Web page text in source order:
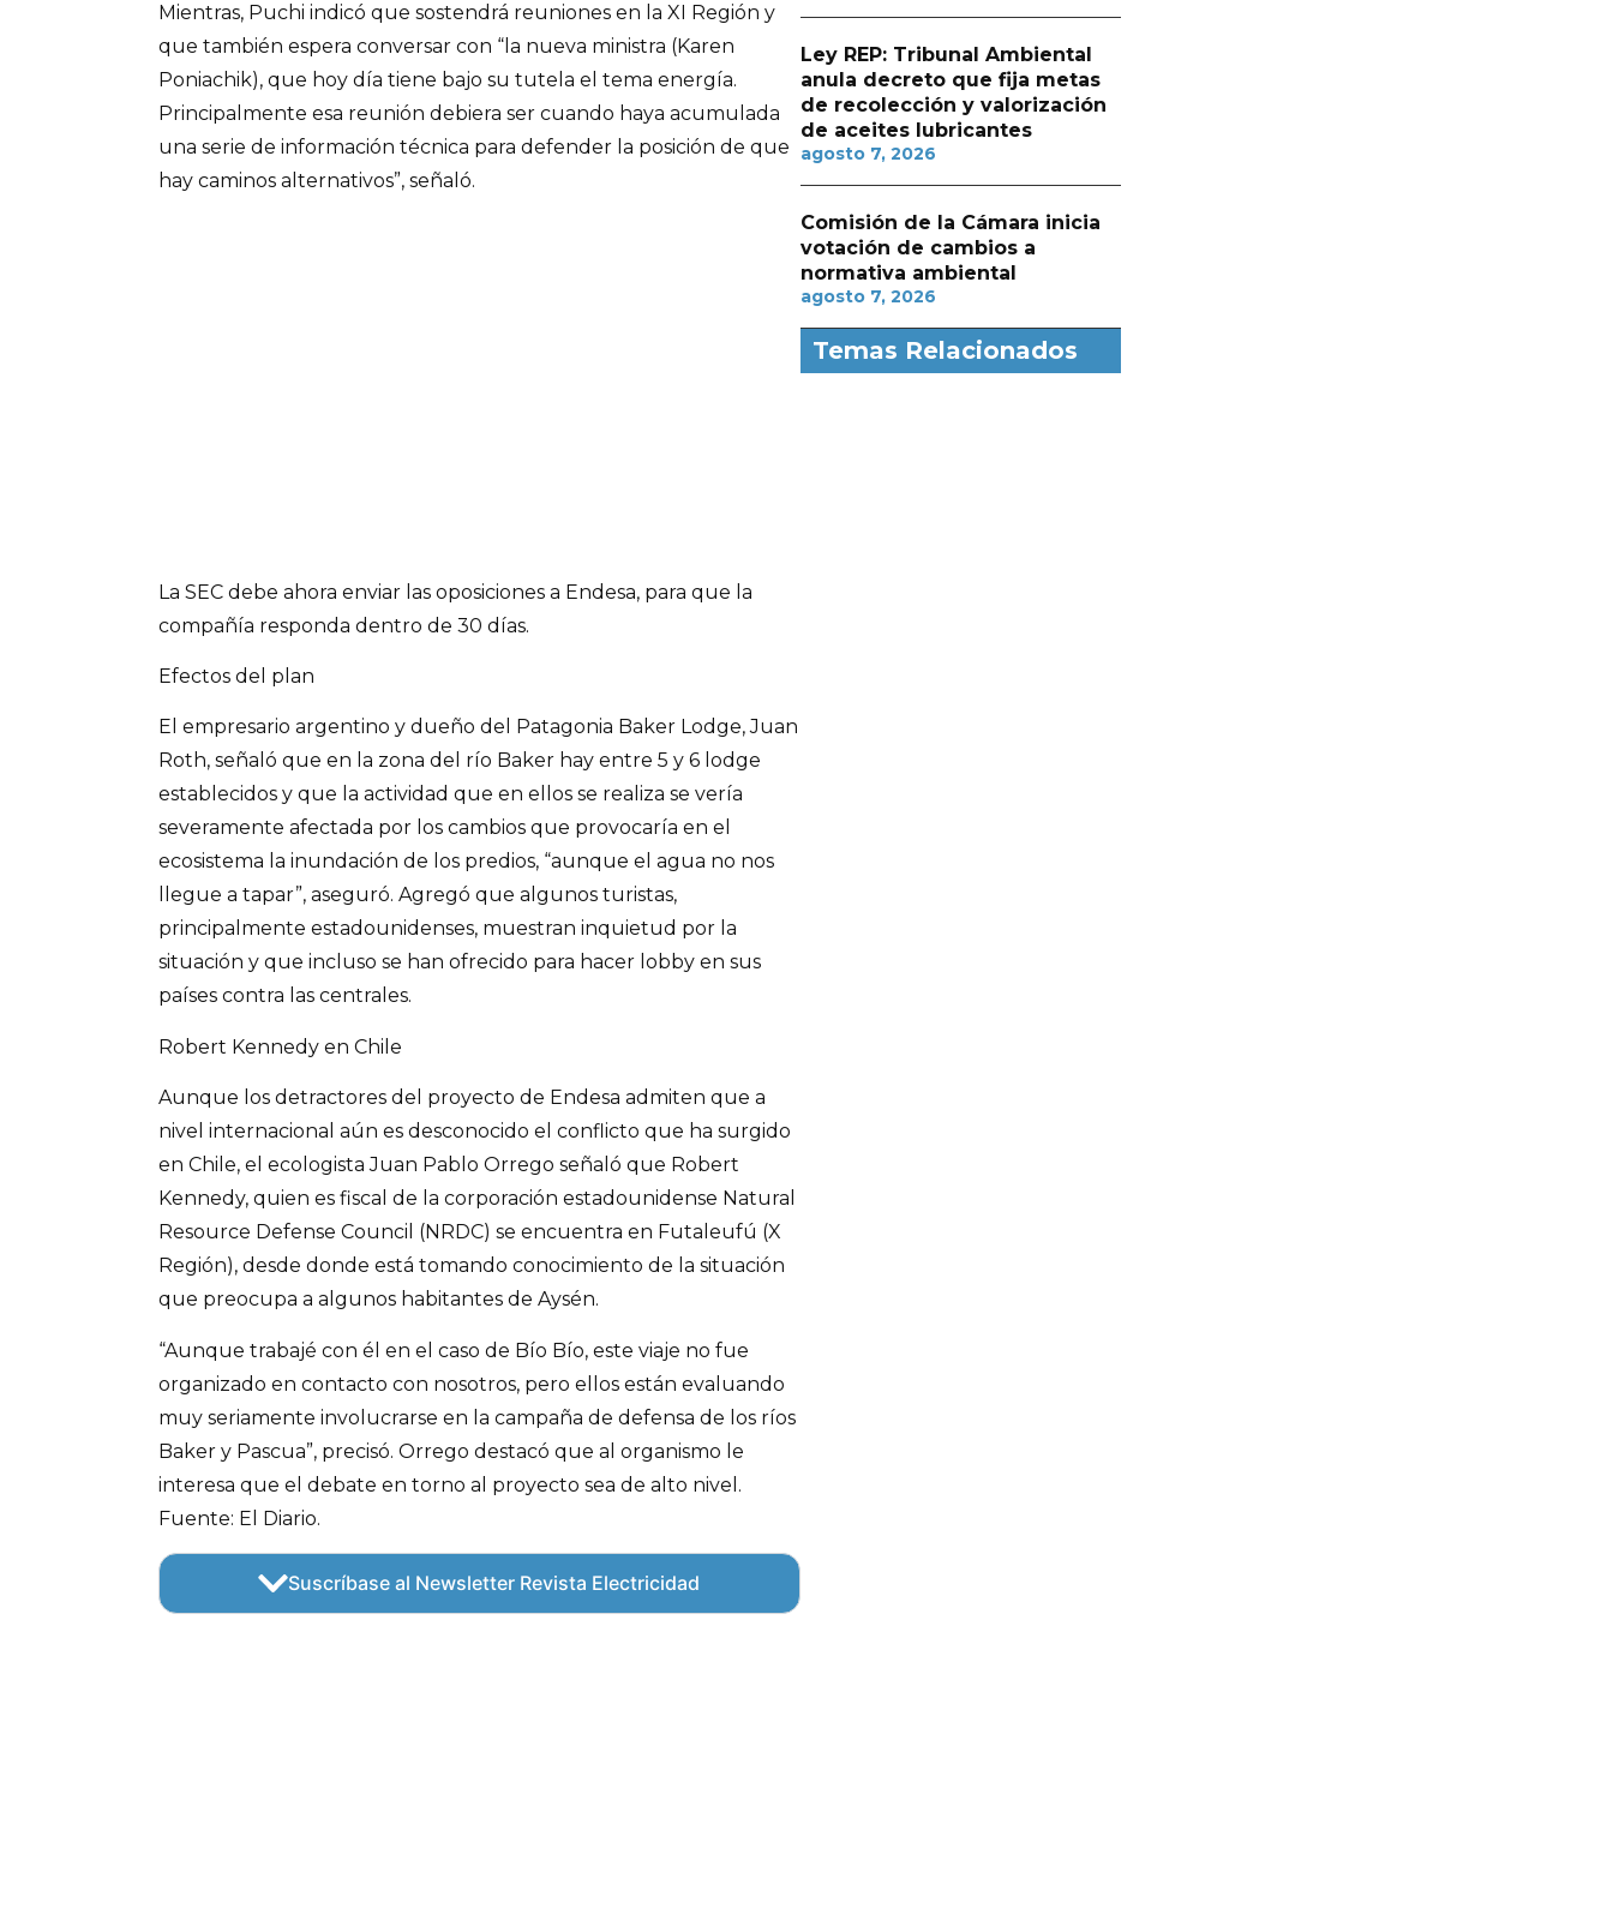
Mientras, Puchi indicó que sostendrá reuniones en la XI Región y
que también espera conversar con “la nueva ministra (Karen
Poniachik), que hoy día tiene bajo su tutela el tema energía.
Principalmente esa reunión debiera ser cuando haya acumulada
una serie de información técnica para defender la posición de que
hay caminos alternativos”, señaló.
La SEC debe ahora enviar las oposiciones a Endesa, para que la
compañía responda dentro de 30 días.
Efectos del plan
El empresario argentino y dueño del Patagonia Baker Lodge, Juan
Roth, señaló que en la zona del río Baker hay entre 5 y 6 lodge
establecidos y que la actividad que en ellos se realiza se vería
severamente afectada por los cambios que provocaría en el
ecosistema la inundación de los predios, “aunque el agua no nos
llegue a tapar”, aseguró. Agregó que algunos turistas,
principalmente estadounidenses, muestran inquietud por la
situación y que incluso se han ofrecido para hacer lobby en sus
países contra las centrales.
Robert Kennedy en Chile
Aunque los detractores del proyecto de Endesa admiten que a
nivel internacional aún es desconocido el conflicto que ha surgido
en Chile, el ecologista Juan Pablo Orrego señaló que Robert
Kennedy, quien es fiscal de la corporación estadounidense Natural
Resource Defense Council (NRDC) se encuentra en Futaleufú (X
Región), desde donde está tomando conocimiento de la situación
que preocupa a algunos habitantes de Aysén.
“Aunque trabajé con él en el caso de Bío Bío, este viaje no fue
organizado en contacto con nosotros, pero ellos están evaluando
muy seriamente involucrarse en la campaña de defensa de los ríos
Baker y Pascua”, precisó. Orrego destacó que al organismo le
interesa que el debate en torno al proyecto sea de alto nivel.
Fuente: El Diario.
Suscríbase al Newsletter Revista Electricidad
Ley REP: Tribunal Ambiental
anula decreto que fija metas
de recolección y valorización
de aceites lubricantes
agosto 7, 2026
Comisión de la Cámara inicia
votación de cambios a
normativa ambiental
agosto 7, 2026
Temas Relacionados